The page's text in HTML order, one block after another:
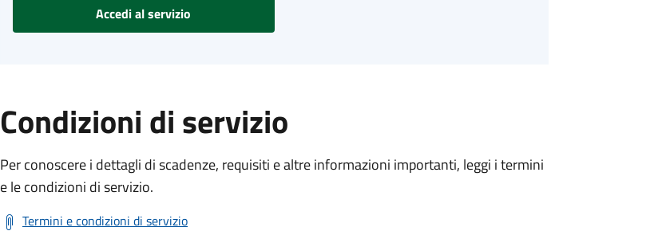
Accedi al servizio
Condizioni di servizio
Per conoscere i dettagli di scadenze, requisiti e altre informazioni importanti, leggi i termini
e le condizioni di servizio.
Termini e condizioni di servizio